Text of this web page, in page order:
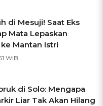
di Mesuji! Saat Eks
Mata Lepaskan
Mantan Istri
WIB
di Solo: Mengapa
Liar Tak Akan Hilang